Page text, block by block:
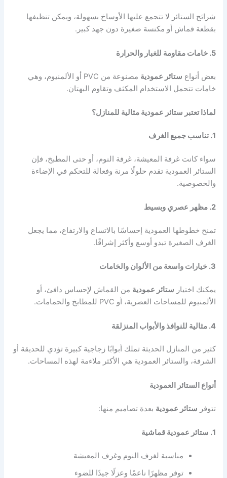
شرائح الستائر لا تتجمع عليها الأوساخ بسهولة، ويمكن تنظيفها
بقطعة قماش أو مكنسة صغيرة دون جهد كبير.
5. خامات مقاومة للغبار والحرارة
بعض أنواع ستائر عمودية
مصنوعة من PVC أو الألمنيوم، وهي
خامات تتحمل الاستخدام المكثف وتقاوم البهتان.
لماذا تعتبر ستائر عمودية مثالية للمنازل؟
1. تناسب جميع الغرف
سواء كانت غرفة المعيشة، غرفة النوم، أو حتى المطبخ، فإن
الستائر العمودية تقدم حلولًا مرنة وفعالة للتحكم في الإضاءة
والخصوصية.
2. مظهر عصري وبسيط
تمنح خطوطها العمودية إحساسًا بالاتساع والارتفاع، مما يجعل
الغرف الصغيرة تبدو أوسع وأكثر إشراقًا.
3. خيارات واسعة من الألوان والخامات
يمكنك اختيار ستائر عمودية من القماش لإحساس دافئ، أو
الألمنيوم للمساحات العصرية، أو PVC للمطابخ والحمامات.
4. مثالية للنوافذ والأبواب المنزلقة
كثير من المنازل الحديثة تملك أبوابًا زجاجية كبيرة تؤدي للحديقة أو
الشرفة، والستائر العمودية هي الأكثر ملاءمة لهذه المساحات.
أنواع الستائر العمودية
تتوفر ستائر عمودية بعدة تصاميم منها:
1. ستائر عمودية قماشية
مناسبة لغرف النوم وغرف المعيشة
توفر مظهرًا ناعمًا وعزلًا جيدًا للضوء